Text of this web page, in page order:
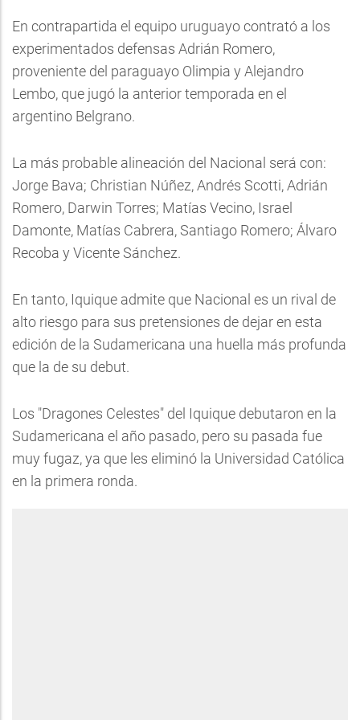
En contrapartida el equipo uruguayo contrató a los
experimentados defensas Adrián Romero,
proveniente del paraguayo Olimpia y Alejandro
Lembo, que jugó la anterior temporada en el
argentino Belgrano.
La más probable alineación del Nacional será con:
Jorge Bava; Christian Núñez, Andrés Scotti, Adrián
Romero, Darwin Torres; Matías Vecino, Israel
Damonte, Matías Cabrera, Santiago Romero; Álvaro
Recoba y Vicente Sánchez.
En tanto, Iquique admite que Nacional es un rival de
alto riesgo para sus pretensiones de dejar en esta
edición de la Sudamericana una huella más profunda
que la de su debut.
Los "Dragones Celestes" del Iquique debutaron en la
Sudamericana el año pasado, pero su pasada fue
muy fugaz, ya que les eliminó la Universidad Católica
en la primera ronda.